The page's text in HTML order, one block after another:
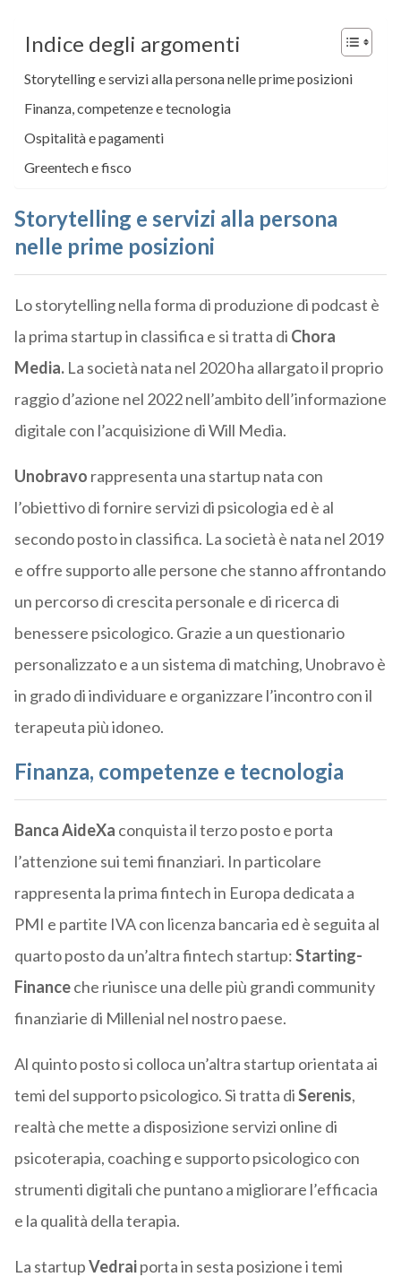
Indice degli argomenti
Storytelling e servizi alla persona nelle prime posizioni
Finanza, competenze e tecnologia
Ospitalità e pagamenti
Greentech e fisco
Storytelling e servizi alla persona
nelle prime posizioni
Lo storytelling nella forma di produzione di podcast è
la prima startup in classifica e si tratta di Chora
Media.La società nata nel 2020 ha allargato il proprio
raggio d’azione nel 2022 nell’ambito dell’informazione
digitale con l’acquisizione di Will Media.
Unobravo rappresenta una startup nata con
l’obiettivo di fornire servizi di psicologia ed è al
secondo posto in classifica. La società è nata nel 2019
e offre supporto alle persone che stanno affrontando
un percorso di crescita personale e di ricerca di
benessere psicologico. Grazie a un questionario
personalizzato e a un sistema di matching, Unobravo è
in grado di individuare e organizzare l’incontro con il
terapeuta più idoneo.
Finanza, competenze e tecnologia
Banca AideXa conquista il terzo posto e porta
l’attenzione sui temi finanziari. In particolare
rappresenta la prima fintech in Europa dedicata a
PMI e partite IVA con licenza bancaria ed è seguita al
quarto posto da un’altra fintech startup:Starting-
Financeche riunisce una delle più grandi community
finanziarie di Millenial nel nostro paese.
Al quinto posto si colloca un’altra startup orientata ai
temi del supporto psicologico. Si tratta diSerenis,
realtà che mette a disposizione servizi online di
psicoterapia, coaching e supporto psicologico con
strumenti digitali che puntano a migliorare l’efficacia
e la qualità della terapia.
La startupVedraiporta in sesta posizione i temi